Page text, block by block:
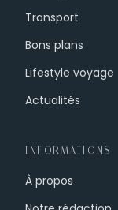
Transport
Bons plans
Lifestyle voyage
Actualités
INFORMATIONS
À propos